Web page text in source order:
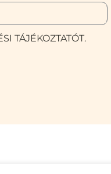
TÁJÉKOZTATÓT.